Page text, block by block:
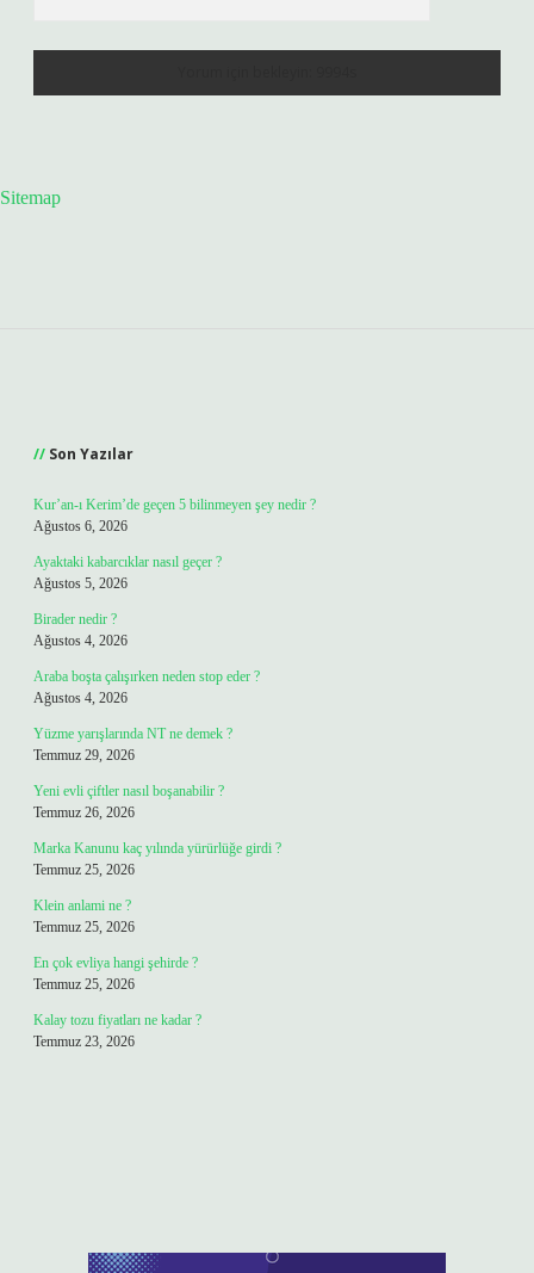
Sitemap
Son Yazılar
Kur’an-ı Kerim’de geçen 5 bilinmeyen şey nedir ?
Ağustos 6, 2026
Ayaktaki kabarcıklar nasıl geçer ?
Ağustos 5, 2026
Birader nedir ?
Ağustos 4, 2026
Araba boşta çalışırken neden stop eder ?
Ağustos 4, 2026
Yüzme yarışlarında NT ne demek ?
Temmuz 29, 2026
Yeni evli çiftler nasıl boşanabilir ?
Temmuz 26, 2026
Marka Kanunu kaç yılında yürürlüğe girdi ?
Temmuz 25, 2026
Klein anlami ne ?
Temmuz 25, 2026
En çok evliya hangi şehirde ?
Temmuz 25, 2026
Kalay tozu fiyatları ne kadar ?
Temmuz 23, 2026